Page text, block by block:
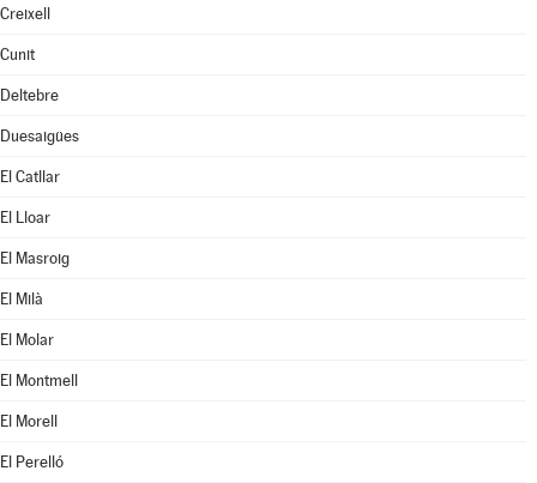
Creixell
Cunit
Deltebre
Duesaigües
El Catllar
El Lloar
El Masroig
El Milà
El Molar
El Montmell
El Morell
El Perelló